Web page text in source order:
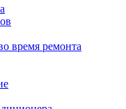
время ремонта